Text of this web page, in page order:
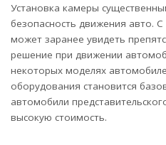
Установка камеры
безопасность движения авто.
может заранее увидеть
решение при движении
некоторых моделях
оборудования становится
автомобили
высокую стоимость.